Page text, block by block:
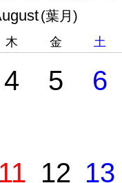
(葉月)
木 金 土
4 5 6
11 12 13